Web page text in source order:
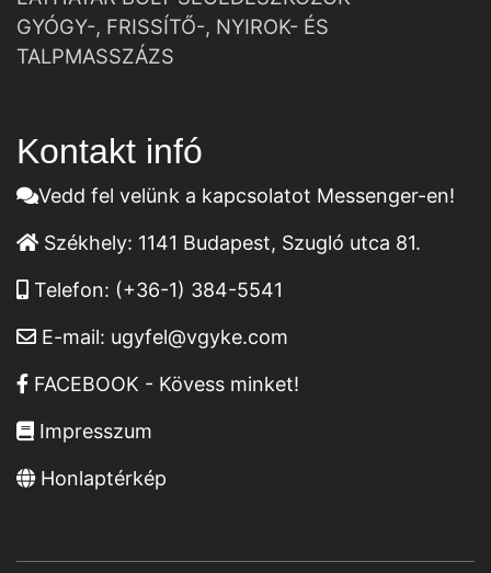
GYÓGY-, FRISSÍTŐ-, NYIROK- ÉS
TALPMASSZÁZS
Kontakt infó
Vedd fel velünk a kapcsolatot Messenger-en!
Székhely: 1141 Budapest, Szugló utca 81.
Telefon: (+36-1) 384-5541
E-mail: ugyfel@vgyke.com
FACEBOOK - Kövess minket!
Impresszum
Honlaptérkép